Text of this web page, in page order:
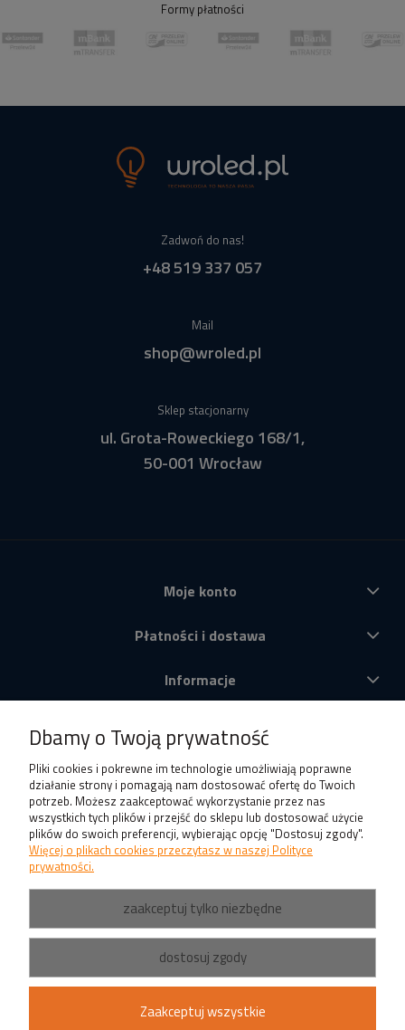
Formy płatności
Zadwoń do nas!
+48 519 337 057
Mail
shop@wroled.pl
Sklep stacjonarny
ul. Grota-Roweckiego 168/1,
50-001 Wrocław
Moje konto
Płatności i dostawa
Informacje
Produkty
Dbamy o Twoją prywatność
Pliki cookies i pokrewne im technologie umożliwiają poprawne
działanie strony i pomagają nam dostosować ofertę do Twoich
potrzeb. Możesz zaakceptować wykorzystanie przez nas
wszystkich tych plików i przejść do sklepu lub dostosować użycie
plików do swoich preferencji, wybierając opcję "Dostosuj zgody".
Więcej o plikach cookies przeczytasz w naszej Polityce
prywatności.
zaakceptuj tylko niezbędne
dostosuj zgody
Zaakceptuj wszystkie